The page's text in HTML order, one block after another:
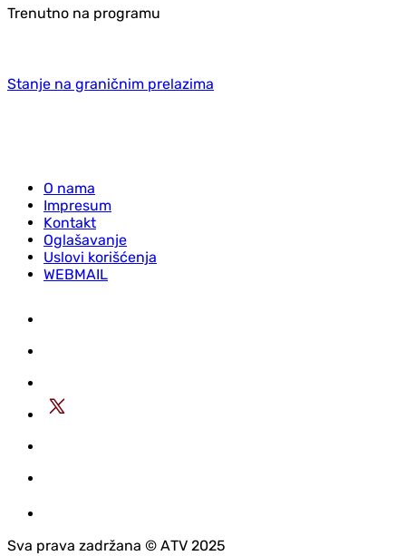
Trenutno na programu
Stanje na graničnim prelazima
O nama
Impresum
Kontakt
Oglašavanje
Uslovi korišćenja
WEBMAIL
Sva prava zadržana © АTV 2025